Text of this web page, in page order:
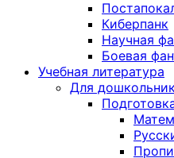
Киберпанк
Научная
Боевая
Учебная литература
Для